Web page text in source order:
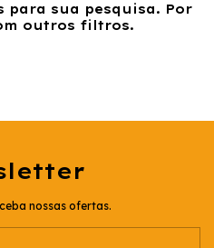
para sua pesquisa. Por
outros filtros.
nossas ofertas.